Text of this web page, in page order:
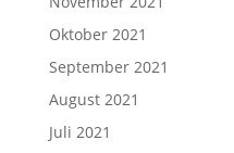
Oktober 2021
September 2021
August 2021
Juli 2021